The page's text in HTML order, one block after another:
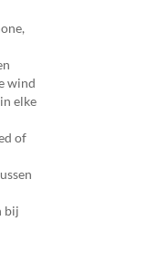
wind
elke
of
bij